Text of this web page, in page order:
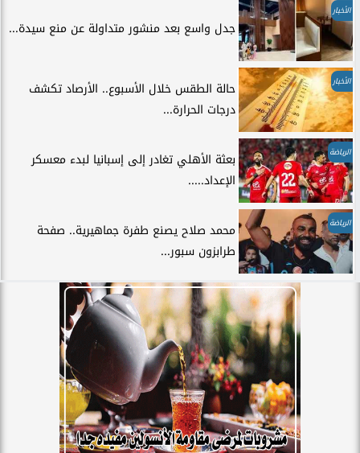
الأخبار
جدل واسع بعد منشور متداولة عن منع سيدة...
الأخبار
حالة الطقس خلال الأسبوع.. الأرصاد تكشف
درجات الحرارة...
الرياضة
بعثة الأهلي تغادر إلى إسبانيا لبدء معسكر
الإعداد.....
الرياضة
محمد صلاح يصنع طفرة جماهيرية.. صفحة
طرابزون سبور...